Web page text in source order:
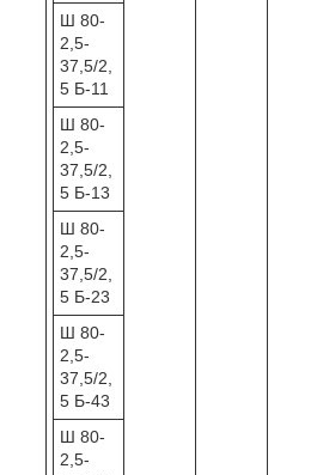
Ш 80-
2,5-
37,5/2,
5 Б-11
Ш 80-
2,5-
37,5/2,
5 Б-13
Ш 80-
2,5-
37,5/2,
5 Б-23
Ш 80-
2,5-
37,5/2,
5 Б-43
Ш 80-
2,5-